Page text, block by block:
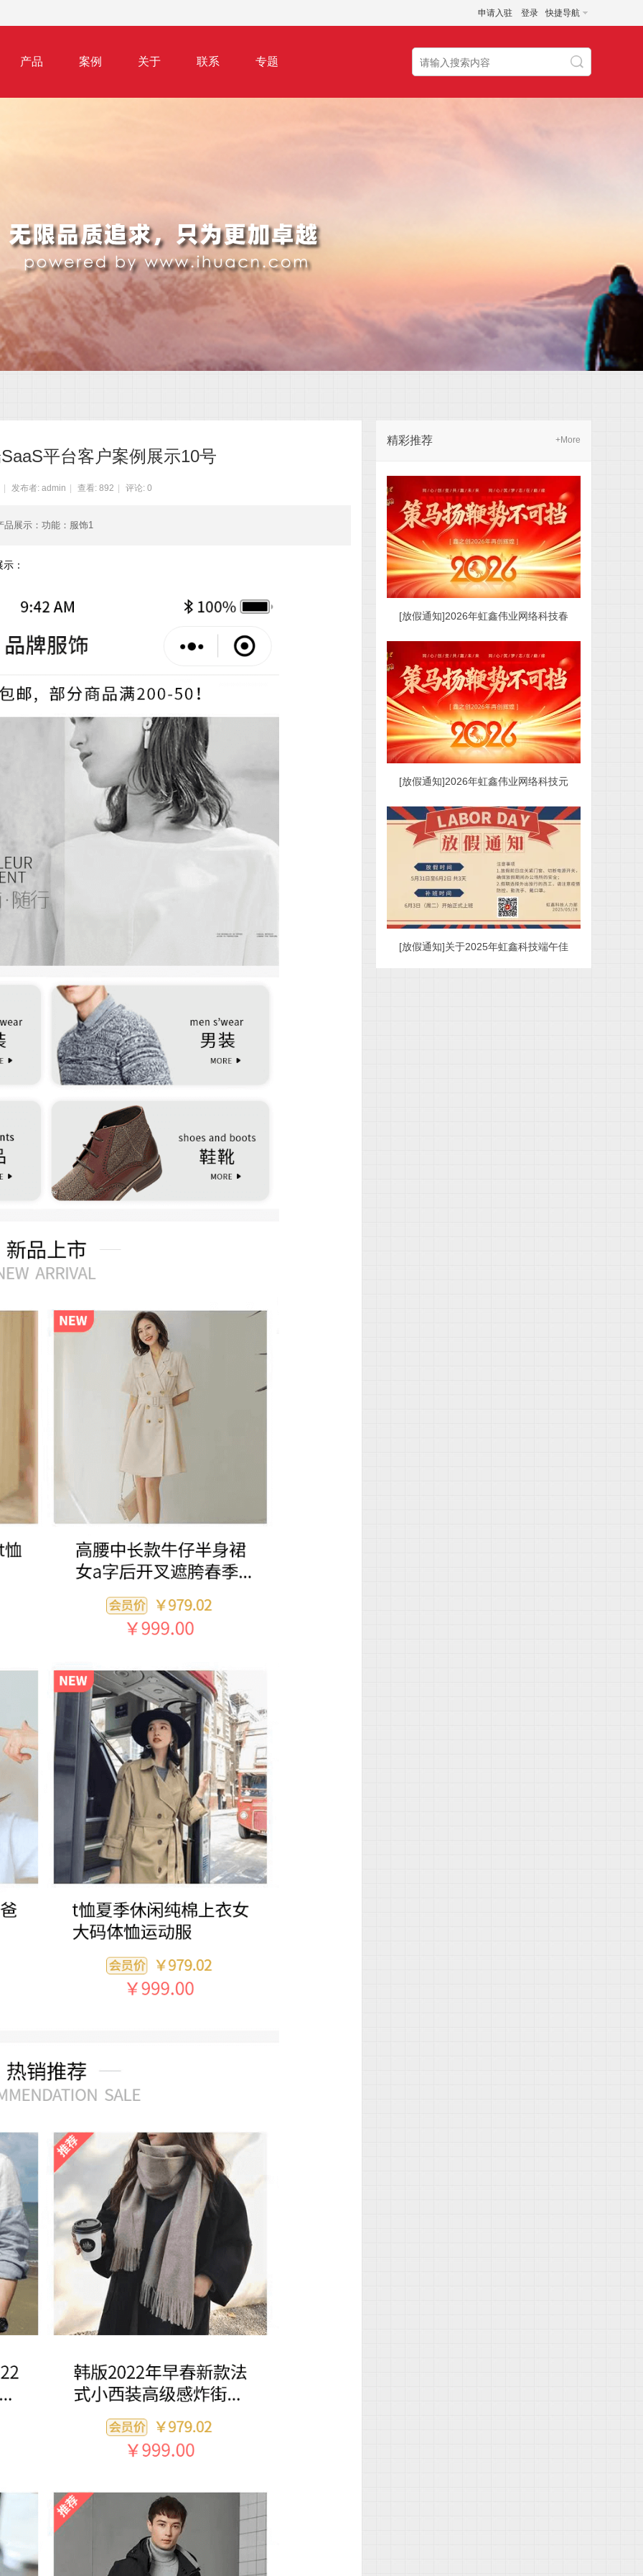
快捷导航
申请入驻 登录
产品 案例 关于 联系 专题
平台客户案例展示10号
发布者: admin 查看: 892 评论: 0
品展示：功能：服饰1
：
精彩推荐 +More
[放假通知]2026年虹鑫伟业网络科技春
[放假通知]2026年虹鑫伟业网络科技元
[放假通知]关于2025年虹鑫科技端午佳